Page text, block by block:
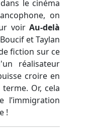
le cinéma
on
voir Au-delà
et Taylan
fiction sur ce
réalisateur
croire en
Or, cela
!